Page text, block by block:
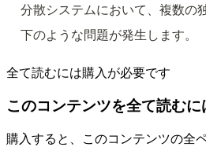
分散システムにおいて、複数の
下のような問題が発生します。
全て読むには購入が必要です
このコンテンツを全て読む
購入すると、このコンテンツの全